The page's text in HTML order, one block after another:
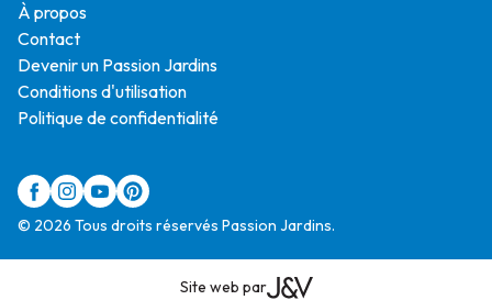
À propos
Contact
Devenir un Passion Jardins
Conditions d'utilisation
Politique de confidentialité
© 2026 Tous droits réservés Passion Jardins.
Site web par